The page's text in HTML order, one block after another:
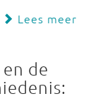
Lees meer
de